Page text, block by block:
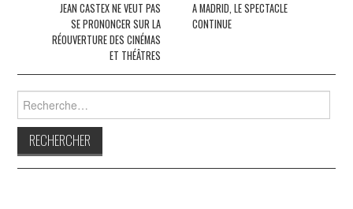
articles
JEAN CASTEX NE VEUT PAS
SE PRONONCER SUR LA
RÉOUVERTURE DES CINÉMAS
ET THÉÂTRES
A MADRID, LE SPECTACLE
CONTINUE